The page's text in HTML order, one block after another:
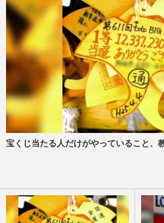
宝くじ当たる人だけがやっていること、